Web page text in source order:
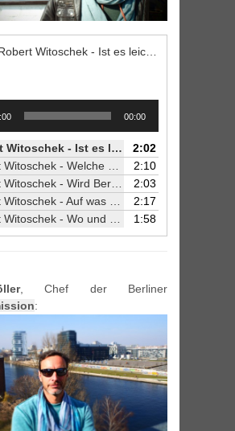
00:00
- Ist es leichter hier durchzustarten als anderswo?
2:02
Welche Möglichkeiten zur Nachwuchsförderung gibt es?
2:10
- Wird Berlin in 10 Jahren noch relevant sein?
2:03
was muss man als Nachwuchsband besonders achten?
2:17
- Wo und wann fühlst du dich zu Hause? 1:58
, Chef der Berliner
: